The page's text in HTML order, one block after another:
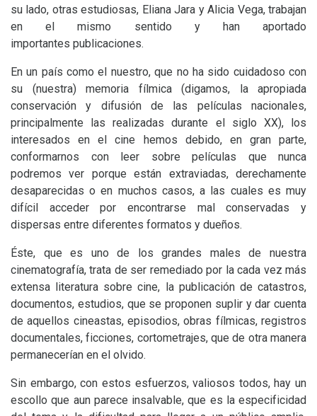
su lado, otras estudiosas, Eliana Jara y Alicia Vega, trabajan
en el mismo sentido y han aportado
importantes publicaciones.
En un país como el nuestro, que no ha sido cuidadoso con
su (nuestra) memoria fílmica (digamos, la apropiada
conservación y difusión de las películas nacionales,
principalmente las realizadas durante el siglo XX), los
interesados en el cine hemos debido, en gran parte,
conformarnos con leer sobre películas que nunca
podremos ver porque están extraviadas, derechamente
desaparecidas o en muchos casos, a las cuales es muy
difícil acceder por encontrarse mal conservadas y
dispersas entre diferentes formatos y dueños.
Éste, que es uno de los grandes males de nuestra
cinematografía, trata de ser remediado por la cada vez más
extensa literatura sobre cine, la publicación de catastros,
documentos, estudios, que se proponen suplir y dar cuenta
de aquellos cineastas, episodios, obras fílmicas, registros
documentales, ficciones, cortometrajes, que de otra manera
permanecerían en el olvido.
Sin embargo, con estos esfuerzos, valiosos todos, hay un
escollo que aun parece insalvable, que es la especificidad